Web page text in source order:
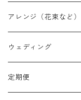
アレンジ（花束など）
スワッグ
リース
ウェディング
定期便